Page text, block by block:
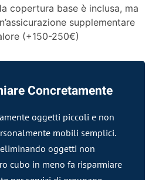
la copertura base è inclusa, ma
supplementare
(+150-250€)
Concretamente
oggetti piccoli e non
mobili semplici.
oggetti non
cubo in meno fa risparmiare